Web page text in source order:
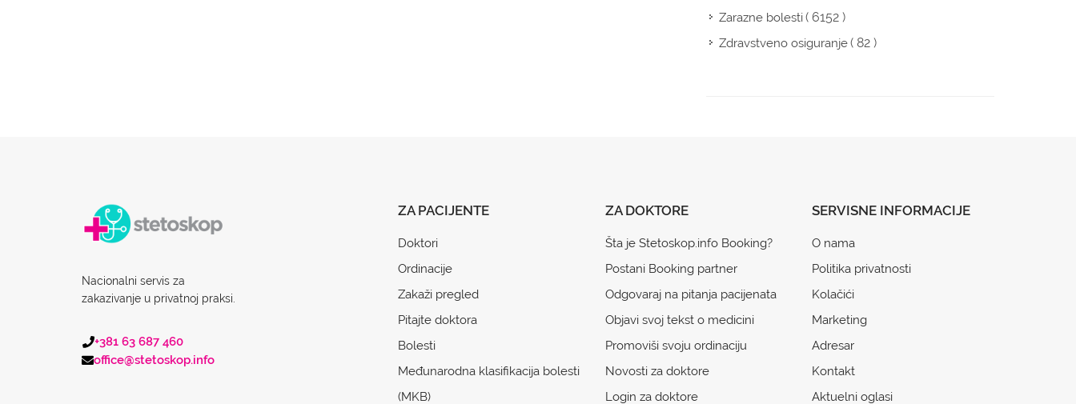
Zarazne bolesti( 6152 )
Zdravstveno osiguranje( 82 )
Nacionalni servis za
zakazivanje u privatnoj praksi.
+381 63 687 460
office@stetoskop.info
ZA PACIJENTE
Doktori
Ordinacije
Zakaži pregled
Pitajte doktora
Bolesti
Međunarodna klasifikacija bolesti
(MKB)
ZA DOKTORE
Šta je Stetoskop.info Booking?
Postani Booking partner
Odgovaraj na pitanja pacijenata
Objavi svoj tekst o medicini
Promoviši svoju ordinaciju
Novosti za doktore
Login za doktore
SERVISNE INFORMACIJE
O nama
Politika privatnosti
Kolačići
Marketing
Adresar
Kontakt
Aktuelni oglasi